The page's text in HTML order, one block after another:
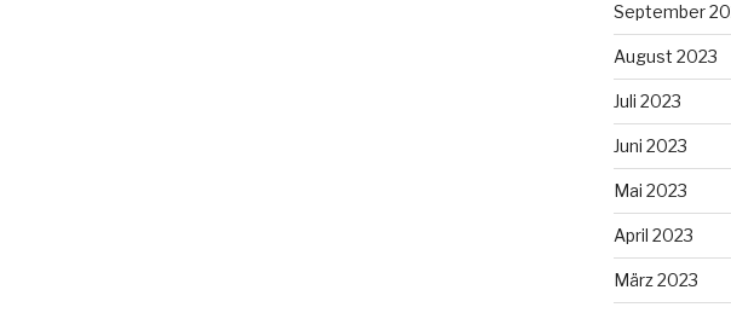
September
August 2023
Juli 2023
Juni 2023
Mai 2023
April 2023
März 2023